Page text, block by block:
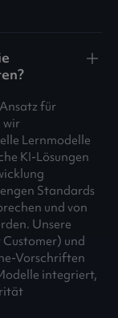
für
wir
Lernmodelle
KI-Lösungen
Standards
und von
Unsere
und
Vorschriften
integriert,